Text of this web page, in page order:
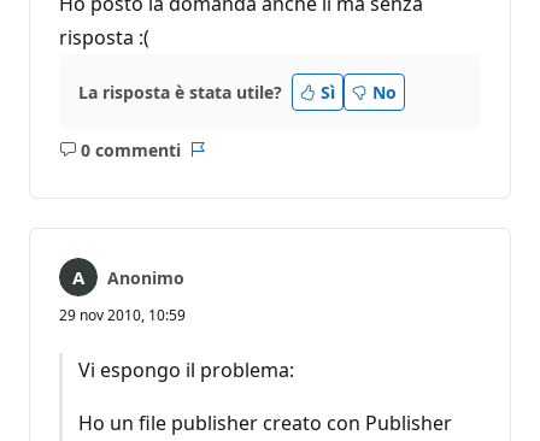
risposta :(
La risposta è stata utile? Sì No
0 commenti
Nessun
Anonimo
29 nov 2010, 10:59
Vi espongo il problema:
Ho un file publisher creato con Publisher